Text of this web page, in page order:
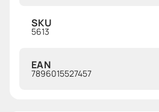
SKU
5613
EAN
7896015527457